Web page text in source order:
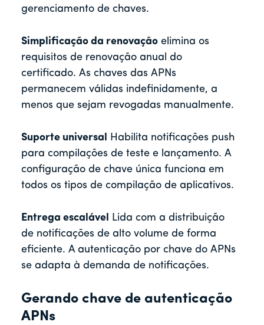
gerenciamento de chaves.
Simplificação da renovação elimina os
requisitos de renovação anual do
certificado. As chaves das APNs
permanecem válidas indefinidamente, a
menos que sejam revogadas manualmente.
Suporte universal Habilita notificações push
para compilações de teste e lançamento. A
configuração de chave única funciona em
todos os tipos de compilação de aplicativos.
Entrega escalável Lida com a distribuição
de notificações de alto volume de forma
eficiente. A autenticação por chave do APNs
se adapta à demanda de notificações.
Gerando chave de autenticação
APNs